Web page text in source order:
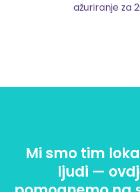
ažuriranje za
Mi smo tim
ljudi —